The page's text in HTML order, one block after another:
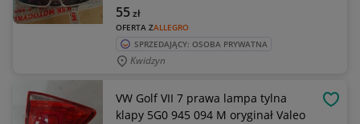
OFERTA ZALLEGRO
55zł
SPRZEDAJĄCY: OSOBA PRYWATNA
Kwidzyn
VW Golf VII 7 prawa lampa tylna
klapy 5G0 945 094 M oryginał Valeo